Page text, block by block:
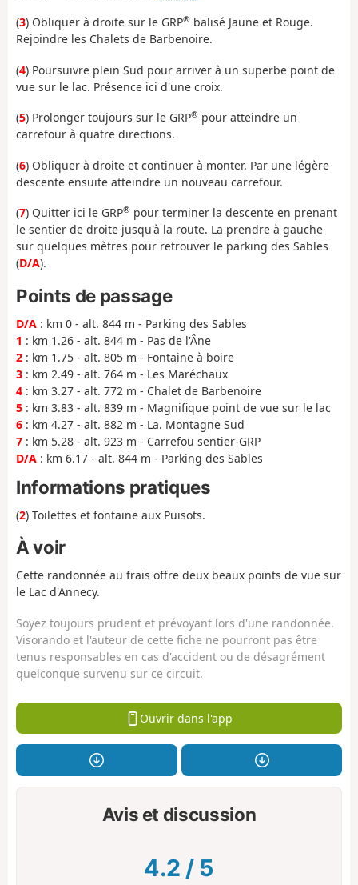
(3) Obliquer à droite sur le GRP® balisé Jaune et Rouge.
Rejoindre les Chalets de Barbenoire.
(4) Poursuivre plein Sud pour arriver à un superbe point de
vue sur le lac. Présence ici d'une croix.
(5) Prolonger toujours sur le GRP® pour atteindre un
carrefour à quatre directions.
(6) Obliquer à droite et continuer à monter. Par une légère
descente ensuite atteindre un nouveau carrefour.
(7) Quitter ici le GRP® pour terminer la descente en prenant
le sentier de droite jusqu'à la route. La prendre à gauche
sur quelques mètres pour retrouver le parking des Sables
(D/A).
Points de passage
D/A : km 0 - alt. 844 m - Parking des Sables
1 : km 1.26 - alt. 844 m - Pas de l'Âne
2 : km 1.75 - alt. 805 m - Fontaine à boire
3 : km 2.49 - alt. 764 m - Les Maréchaux
4 : km 3.27 - alt. 772 m - Chalet de Barbenoire
5 : km 3.83 - alt. 839 m - Magnifique point de vue sur le lac
6 : km 4.27 - alt. 882 m - La. Montagne Sud
7 : km 5.28 - alt. 923 m - Carrefou sentier-GRP
D/A : km 6.17 - alt. 844 m - Parking des Sables
Informations pratiques
(2) Toilettes et fontaine aux Puisots.
À voir
Cette randonnée au frais offre deux beaux points de vue sur
le Lac d'Annecy.
Soyez toujours prudent et prévoyant lors d'une randonnée.
Visorando et l'auteur de cette fiche ne pourront pas être
tenus responsables en cas d'accident ou de désagrément
quelconque survenu sur ce circuit.
Ouvrir dans l'app
Avis et discussion
4.2 / 5